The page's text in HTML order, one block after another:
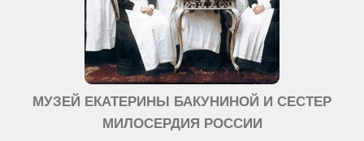
МУЗЕЙ ЕКАТЕРИНЫ БАКУНИНОЙ И СЕСТЕР
МИЛОСЕРДИЯ РОССИИ